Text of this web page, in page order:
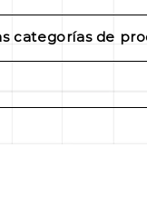
categorías de
teléfono,
de 9:00 am